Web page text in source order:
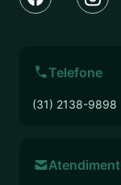
Telefone
(31) 2138-9898